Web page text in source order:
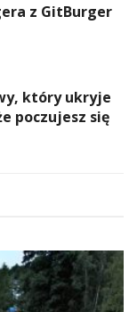
z GitBurger
który ukryje
poczujesz się